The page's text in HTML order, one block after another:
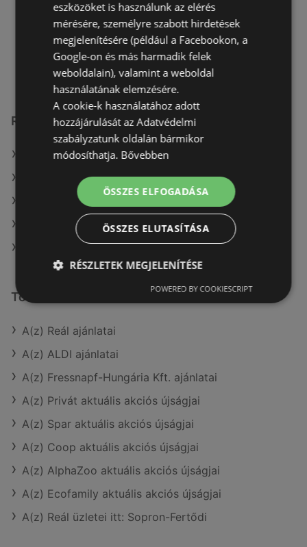
TÁVOLSÁG: 358,78 km
Most nyitva
hétfő - szombat
05:00-18:00
Reál üzletek itt:
Reál itt: Csongrádi
Reál itt: Kunszentmiklói
Reál itt: Veresegyházi
Reál itt: Érdi
Reál itt: Mezőkövesdi
További linkek
A(z) Reál ajánlatai
A(z) ALDI ajánlatai
A(z) Fressnapf-Hungária Kft. ajánlatai
A(z) Privát aktuális akciós újságjai
A(z) Spar aktuális akciós újságjai
A(z) Coop aktuális akciós újságjai
A(z) AlphaZoo aktuális akciós újságjai
A(z) Ecofamily aktuális akciós újságjai
A(z) Reál üzletei itt: Sopron-Fertődi
eszközöket is használunk az elérés
mérésére, személyre szabott hirdetések
megjelenítésére (például a Facebookon, a
Google-on és más harmadik felek
weboldalain), valamint a weboldal
használatának elemzésére.
A cookie-k használatához adott
hozzájárulását az Adatvédelmi
szabályzatunk oldalán bármikor
módosíthatja. Bővebben
ÖSSZES ELFOGADÁSA
ÖSSZES ELUTASÍTÁSA
RÉSZLETEK MEGJELENÍTÉSE
POWERED BY COOKIESCRIPT